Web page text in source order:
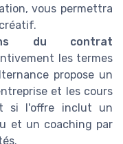
vous permettra
du contrat
les termes
propose un
et les cours
si l'offre inclut un
et un coaching par